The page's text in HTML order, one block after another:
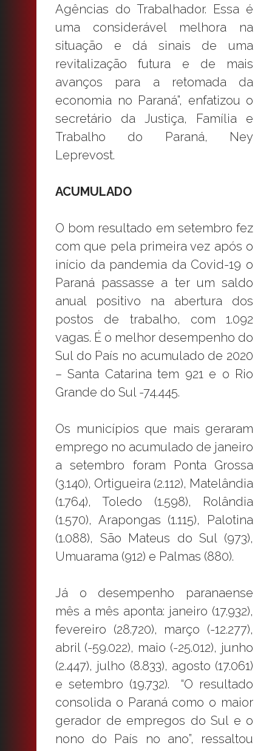
Agências do Trabalhador. Essa é
uma considerável melhora na
situação e dá sinais de uma
revitalização futura e de mais
avanços para a retomada da
economia no Paraná”, enfatizou o
secretário da Justiça, Família e
Trabalho do Paraná, Ney
Leprevost.
ACUMULADO
O bom resultado em setembro fez
com que pela primeira vez após o
início da pandemia da Covid-19 o
Paraná passasse a ter um saldo
anual positivo na abertura dos
postos de trabalho, com 1.092
vagas. É o melhor desempenho do
Sul do País no acumulado de 2020
– Santa Catarina tem 921 e o Rio
Grande do Sul -74.445.
Os municípios que mais geraram
emprego no acumulado de janeiro
a setembro foram Ponta Grossa
(3.140), Ortigueira (2.112), Matelândia
(1.764), Toledo (1.598), Rolândia
(1.570), Arapongas (1.115), Palotina
(1.088), São Mateus do Sul (973),
Umuarama (912) e Palmas (880).
Já o desempenho paranaense
mês a mês aponta: janeiro (17.932),
fevereiro (28.720), março (-12.277),
abril (-59.022), maio (-25.012), junho
(2.447), julho (8.833), agosto (17.061)
e setembro (19.732). “O resultado
consolida o Paraná como o maior
gerador de empregos do Sul e o
nono do País no ano”, ressaltou